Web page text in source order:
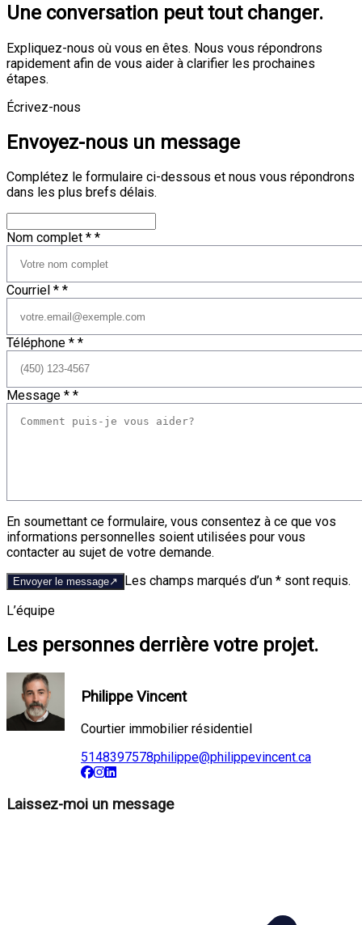
Une conversation peut tout changer.
Expliquez-nous où vous en êtes. Nous vous répondrons
rapidement afin de vous aider à clarifier les prochaines
étapes.
Écrivez-nous
Envoyez-nous un message
Complétez le formulaire ci-dessous et nous vous répondrons
dans les plus brefs délais.
Nom complet * *
Courriel * *
Téléphone * *
Message * *
En soumettant ce formulaire, vous consentez à ce que vos
informations personnelles soient utilisées pour vous
contacter au sujet de votre demande.
Envoyer le message↗
Les champs marqués d’un * sont requis.
L’équipe
Les personnes derrière votre projet.
Philippe Vincent
Courtier immobilier résidentiel
5148397578philippe@philippevincent.ca
Laissez-moi un message